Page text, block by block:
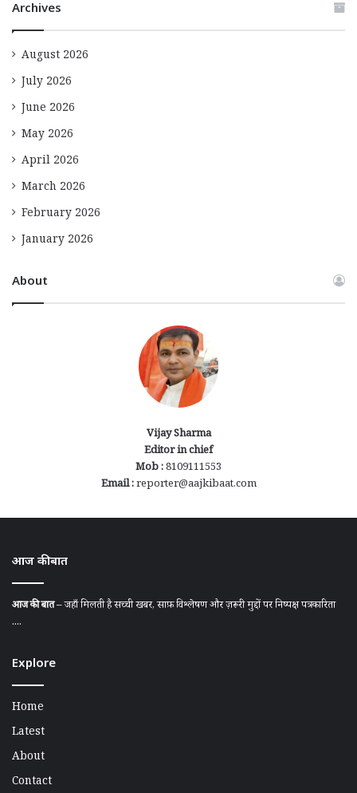
Archives
August 2026
July 2026
June 2026
May 2026
April 2026
March 2026
February 2026
January 2026
About
Vijay Sharma
Editor in chief
Mob :8109111553
Email :reporter@aajkibaat.com
आज की बात
आज की बात– जहाँ मिलती है सच्ची खबर, साफ़ विश्लेषण और ज़रूरी मुद्दों पर निष्पक्ष पत्रकारिता
....
Explore
Home
Latest
About
Contact